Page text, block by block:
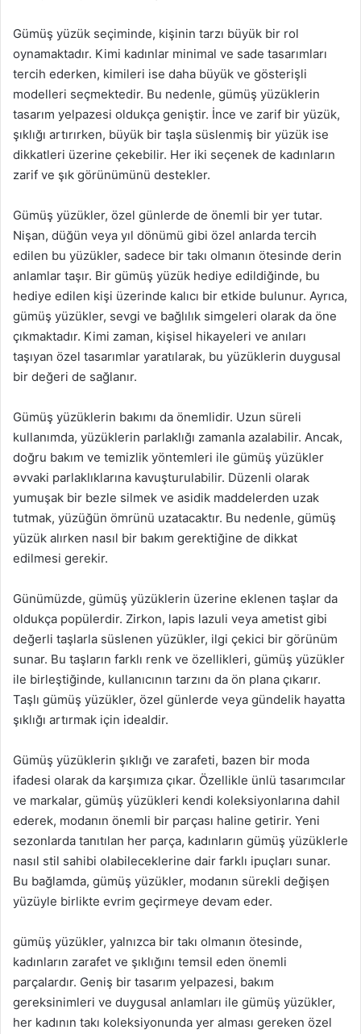
Gümüş yüzük seçiminde, kişinin tarzı büyük bir rol
oynamaktadır. Kimi kadınlar minimal ve sade tasarımları
tercih ederken, kimileri ise daha büyük ve gösterişli
modelleri seçmektedir. Bu nedenle, gümüş yüzüklerin
tasarım yelpazesi oldukça geniştir. İnce ve zarif bir yüzük,
şıklığı artırırken, büyük bir taşla süslenmiş bir yüzük ise
dikkatleri üzerine çekebilir. Her iki seçenek de kadınların
zarif ve şık görünümünü destekler.
Gümüş yüzükler, özel günlerde de önemli bir yer tutar.
Nişan, düğün veya yıl dönümü gibi özel anlarda tercih
edilen bu yüzükler, sadece bir takı olmanın ötesinde derin
anlamlar taşır. Bir gümüş yüzük hediye edildiğinde, bu
hediye edilen kişi üzerinde kalıcı bir etkide bulunur. Ayrıca,
gümüş yüzükler, sevgi ve bağlılık simgeleri olarak da öne
çıkmaktadır. Kimi zaman, kişisel hikayeleri ve anıları
taşıyan özel tasarımlar yaratılarak, bu yüzüklerin duygusal
bir değeri de sağlanır.
Gümüş yüzüklerin bakımı da önemlidir. Uzun süreli
kullanımda, yüzüklerin parlaklığı zamanla azalabilir. Ancak,
doğru bakım ve temizlik yöntemleri ile gümüş yüzükler
əvvaki parlaklıklarına kavuşturulabilir. Düzenli olarak
yumuşak bir bezle silmek ve asidik maddelerden uzak
tutmak, yüzüğün ömrünü uzatacaktır. Bu nedenle, gümüş
yüzük alırken nasıl bir bakım gerektiğine de dikkat
edilmesi gerekir.
Günümüzde, gümüş yüzüklerin üzerine eklenen taşlar da
oldukça popülerdir. Zirkon, lapis lazuli veya ametist gibi
değerli taşlarla süslenen yüzükler, ilgi çekici bir görünüm
sunar. Bu taşların farklı renk ve özellikleri, gümüş yüzükler
ile birleştiğinde, kullanıcının tarzını da ön plana çıkarır.
Taşlı gümüş yüzükler, özel günlerde veya gündelik hayatta
şıklığı artırmak için idealdir.
Gümüş yüzüklerin şıklığı ve zarafeti, bazen bir moda
ifadesi olarak da karşımıza çıkar. Özellikle ünlü tasarımcılar
ve markalar, gümüş yüzükleri kendi koleksiyonlarına dahil
ederek, modanın önemli bir parçası haline getirir. Yeni
sezonlarda tanıtılan her parça, kadınların gümüş yüzüklerle
nasıl stil sahibi olabileceklerine dair farklı ipuçları sunar.
Bu bağlamda, gümüş yüzükler, modanın sürekli değişen
yüzüyle birlikte evrim geçirmeye devam eder.
gümüş yüzükler, yalnızca bir takı olmanın ötesinde,
kadınların zarafet ve şıklığını temsil eden önemli
parçalardır. Geniş bir tasarım yelpazesi, bakım
gereksinimleri ve duygusal anlamları ile gümüş yüzükler,
her kadının takı koleksiyonunda yer alması gereken özel